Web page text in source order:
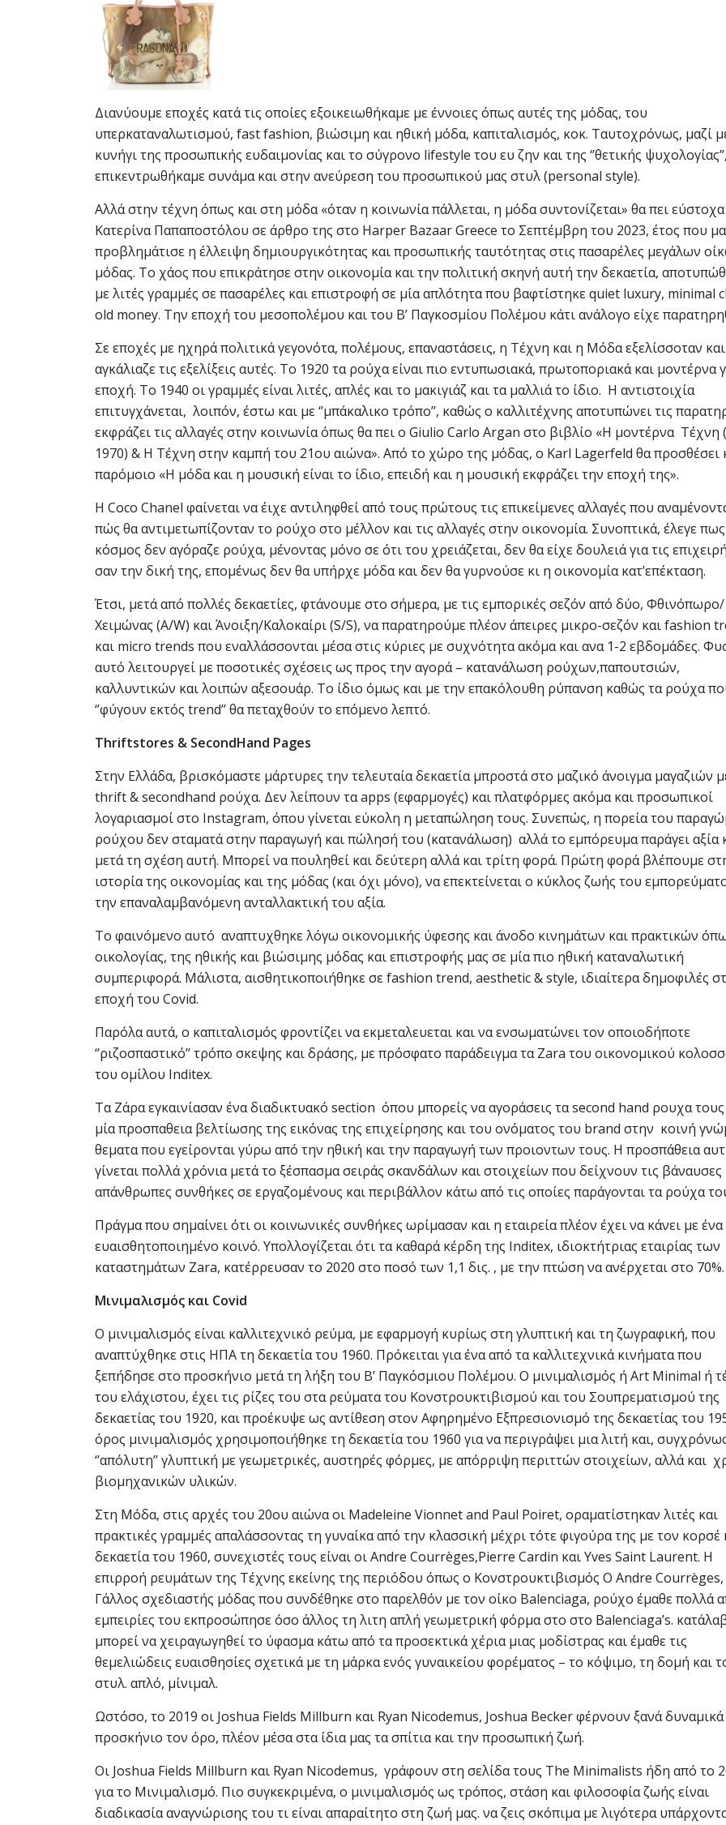
Διανύουμε εποχές κατά τις οποίες εξοικειωθήκαμε με έννοιες όπως αυτές της μόδας, του
υπερκαταναλωτισμού, fast fashion, βιώσιμη και ηθική μόδα, καπιταλισμός, κοκ. Ταυτoχρόνως, μαζί
κυνήγι της προσωπικής ευδαιμονίας και το σύγρονο lifestyle του ευ ζην και της ‘’θετικής ψυχολογίας’’,
επικεντρωθήκαμε συνάμα και στην ανεύρεση του προσωπικού μας στυλ (personal style).
Αλλά στην τέχνη όπως και στη μόδα «όταν η κοινωνία πάλλεται, η μόδα συντονίζεται» θα πει
Κατερίνα Παπαποστόλου σε άρθρο της στο Harper Bazaar Greece το Σεπτέμβρη του 2023, έτος που
προβλημάτισε η έλλειψη δημιουργικότητας και προσωπικής ταυτότητας στις πασαρέλες μεγάλων
μόδας. To χάος που επικράτησε στην οικονομία και την πολιτική σκηνή αυτή την δεκαετία,
με λιτές γραμμές σε πασαρέλες και επιστροφή σε μία απλότητα που βαφτίστηκε quiet luxury, minimal
old money. Την εποχή του μεσοπολέμου και του Β’ Παγκοσμίου Πολέμου κάτι ανάλογο είχε
Σε εποχές με ηχηρά πολιτικά γεγονότα, πολέμους, επαναστάσεις, η Τέχνη και η Μόδα εξελίσσοταν και
αγκάλιαζε τις εξελίξεις αυτές. Το 1920 τα ρούχα είναι πιο εντυπωσιακά, πρωτοποριακά και μοντέρνα
εποχή. Το 1940 οι γραμμές είναι λιτές, απλές και το μακιγιάζ και τα μαλλιά το ίδιο. Η αντιστοιχία
επιτυγχάνεται, λοιπόν, έστω και με ‘’μπάκαλικο τρόπο’’, καθώς ο καλλιτέχνης αποτυπώνει τις
εκφράζει τις αλλαγές στην κοινωνία όπως θα πει ο Giulio Carlo Argan στο βιβλίο «Η μοντέρνα Τέχνη
1970) & Η Τέχνη στην καμπή του 21ου αιώνα». Από το χώρο της μόδας, ο Karl Lagerfeld θα προσθέσει
παρόμοιο «Η μόδα και η μουσική είναι το ίδιο, επειδή και η μουσική εκφράζει την εποχή της».
Η Coco Chanel φαίνεται να έιχε αντιληφθεί από τους πρώτους τις επικείμενες αλλαγές που
πώς θα αντιμετωπίζονταν το ρούχο στο μέλλον και τις αλλαγές στην οικονομία. Συνοπτικά, έλεγε
κόσμος δεν αγόραζε ρούχα, μένοντας μόνο σε ότι του χρειάζεται, δεν θα είχε δουλειά για τις
σαν την δική της, επομένως δεν θα υπήρχε μόδα και δεν θα γυρνούσε κι η οικονομία κατ’επέκταση.
Έτσι, μετά από πολλές δεκαετίες, φτάνουμε στο σήμερα, με τις εμπορικές σεζόν από δύο, Φθινόπωρο/
Χειμώνας (A/W) και Άνοιξη/Καλοκαίρι (S/S), να παρατηρούμε πλέον άπειρες μικρο-σεζόν και fashion
και micro trends που εναλλάσσονται μέσα στις κύριες με συχνότητα ακόμα και ανα 1-2 εβδομάδες.
αυτό λειτουργεί με ποσοτικές σχέσεις ως προς την αγορά – κατανάλωση ρούχων,παπουτσιών,
καλλυντικών και λοιπών αξεσουάρ. Το ίδιο όμως και με την επακόλουθη ρύπανση καθώς τα ρούχα
‘’φύγουν εκτός trend’’ θα πεταχθούν το επόμενο λεπτό.
Thriftstores & SecondHand Pages
Στην Ελλάδα, βρισκόμαστε μάρτυρες την τελευταία δεκαετία μπροστά στο μαζικό άνοιγμα μαγαζιών
thrift & secondhand ρούχα. Δεν λείπουν τα apps (εφαρμογές) και πλατφόρμες ακόμα και προσωπικοί
λογαριασμοί στο Instagram, όπου γίνεται εύκολη η μεταπώληση τους. Συνεπώς, η πορεία του
ρούχου δεν σταματά στην παραγωγή και πώλησή του (κατανάλωση) αλλά το εμπόρευμα παράγει αξία
μετά τη σχέση αυτή. Μπορεί να πουληθεί και δεύτερη αλλά και τρίτη φορά. Πρώτη φορά βλέπουμε
ιστορία της οικονομίας και της μόδας (και όχι μόνο), να επεκτείνεται ο κύκλος ζωής του
την επαναλαμβανόμενη ανταλλακτική του αξία.
Το φαινόμενο αυτό αναπτυχθηκε λόγω οικονομικής ύφεσης και άνοδο κινημάτων και πρακτικών
οικολογίας, της ηθικής και βιώσιμης μόδας και επιστροφής μας σε μία πιο ηθική καταναλωτική
συμπεριφορά. Μάλιστα, αισθητικοποιήθηκε σε fashion trend, aesthetic & style, ιδιαίτερα δημοφιλές
εποχή του Covid.
Παρόλα αυτά, ο καπιταλισμός φροντίζει να εκμεταλευεται και να ενσωματώνει τον οποιοδήποτε
‘’ριζοσπαστικό’’ τρόπο σκεψης και δράσης, με πρόσφατο παράδειγμα τα Zara του οικονομικού
του ομίλου Inditex.
Τα Ζάρα εγκαινίασαν ένα διαδικτυακό section όπου μπορείς να αγοράσεις τα second hand ρουχα
μία προσπαθεια βελτίωσης της εικόνας της επιχείρησης και του ονόματος του brand στην κοινή
θεματα που εγείρονται γύρω από την ηθική και την παραγωγή των προιοντων τους. Η προσπάθεια
γίνεται πολλά χρόνια μετά το ξέσπασμα σειράς σκανδάλων και στοιχείων που δείχνουν τις βάναυσες
απάνθρωπες συνθήκες σε εργαζομένους και περιβάλλον κάτω από τις οποίες παράγονται τα ρούχα
Πράγμα που σημαίνει ότι οι κοινωνικές συνθήκες ωρίμασαν και η εταιρεία πλέον έχει να κάνει με ένα
ευαισθητοποιημένο κοινό. Υπολλογίζεται ότι τα καθαρά κέρδη της Inditex, ιδιοκτήτριας εταιρίας των
καταστημάτων Zara, κατέρρευσαν το 2020 στο ποσό των 1,1 δις. , με την πτώση να ανέρχεται στο 70%.
Μινιμαλισμός και Covid
Ο μινιμαλισμός είναι καλλιτεχνικό ρεύμα, με εφαρμογή κυρίως στη γλυπτική και τη ζωγραφική, που
αναπτύχθηκε στις ΗΠΑ τη δεκαετία του 1960. Πρόκειται για ένα από τα καλλιτεχνικά κινήματα που
ξεπήδησε στο προσκήνιο μετά τη λήξη του Β’ Παγκόσμιου Πολέμου. Ο μινιμαλισμός ή Art Minimal ή
του ελάχιστου, έχει τις ρίζες του στα ρεύματα του Κονστρουκτιβισμού και του Σουπρεματισμού της
δεκαετίας του 1920, και προέκυψε ως αντίθεση στον Αφηρημένο Εξπρεσιονισμό της δεκαετίας του
όρος μινιμαλισμός χρησιμοποιήθηκε τη δεκαετία του 1960 για να περιγράψει μια λιτή και,
‘’απόλυτη’’ γλυπτική με γεωμετρικές, αυστηρές φόρμες, με απόρριψη περιττών στοιχείων, αλλά και
βιομηχανικών υλικών.
Στη Μόδα, στις αρχές του 20ου αιώνα οι Madeleine Vionnet and Paul Poiret, οραματίστηκαν λιτές και
πρακτικές γραμμές απαλάσσοντας τη γυναίκα από την κλασσική μέχρι τότε φιγούρα της με τον κορσέ
δεκαετία του 1960, συνεχιστές τους είναι οι Andre Courrèges,Pierre Cardin και Yves Saint Laurent. Η
επιρροή ρευμάτων της Τέχνης εκείνης της περιόδου όπως ο Κονστρουκτιβισμός Ο Andre
Γάλλος σχεδιαστής μόδας που συνδέθηκε στο παρελθόν με τον οίκο Balenciaga, ρούχο έμαθε πολλά
εμπειρίες του εκπροσώπησε όσο άλλος τη λιτη απλή γεωμετρική φόρμα στο στο Balenciaga’s.
μπορεί να χειραγωγηθεί το ύφασμα κάτω από τα προσεκτικά χέρια μιας μοδίστρας και έμαθε τις
θεμελιώδεις ευαισθησίες σχετικά με τη μάρκα ενός γυναικείου φορέματος – το κόψιμο, τη δομή και
στυλ. απλό, μίνιμαλ.
Ωστόσο, το 2019 οι Joshua Fields Millburn και Ryan Nicodemus, Joshua Becker φέρνουν ξανά
προσκήνιο τον όρο, πλέον μέσα στα ίδια μας τα σπίτια και την προσωπική ζωή.
Οι Joshua Fields Millburn και Ryan Nicodemus, γράφουν στη σελίδα τους The Minimalists ήδη από το
για το Μινιμαλισμό. Πιο συγκεκριμένα, ο μινιμαλισμός ως τρόπος, στάση και φιλοσοφία ζωής είναι
διαδικασία αναγνώρισης του τι είναι απαραίτητο στη ζωή μας. να ζεις σκόπιμα με λιγότερα